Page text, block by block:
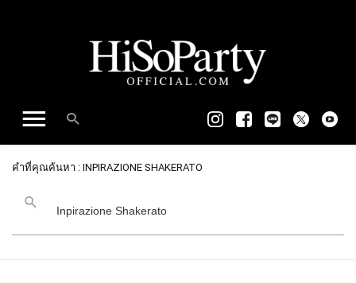
คำที่คุณค้นหา : INPIRAZIONE SHAKERATO